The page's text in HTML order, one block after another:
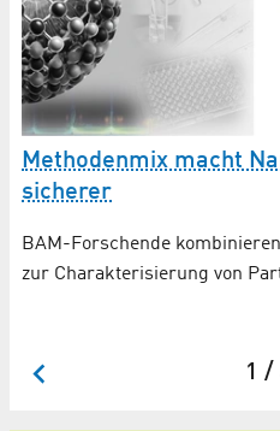
Methodenmix macht
sicherer
BAM-Forschende
zur Charakterisierung von
1 /